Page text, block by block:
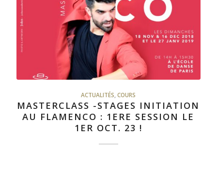
ACTUALITÉS ,COURS
MASTERCLASS -STAGES INITIATION
AU FLAMENCO : 1ERE SESSION LE
1ER OCT. 23 !